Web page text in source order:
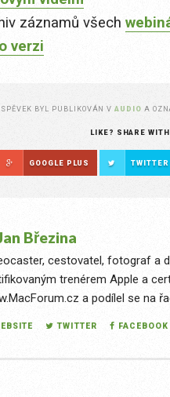
záznamů všech
verzi
BYL PUBLIKOVÁN VAUDIO A
LIKE? SHARE
GOOGLE PLUS TWITTER
Březina
cestovatel, fotograf a
trenérem Apple a
a podílel se na
TWITTER FACEBOOK